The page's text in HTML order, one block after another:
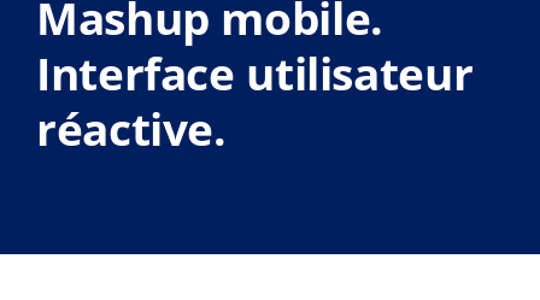
Mashup mobile.
Interface utilisateur
réactive.